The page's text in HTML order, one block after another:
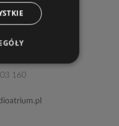
II, pok. 205)
160